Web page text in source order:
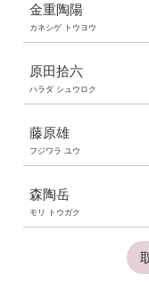
金重陶陽
カネシゲ トウヨウ
原田拾六
ハラダ シュウロク
藤原雄
フジワラ ユウ
森陶岳
モリ トウガク